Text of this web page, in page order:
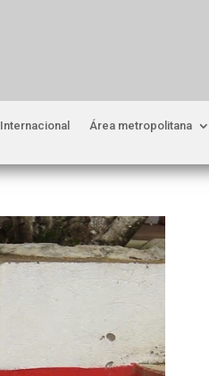
Internacional Área metropolitana